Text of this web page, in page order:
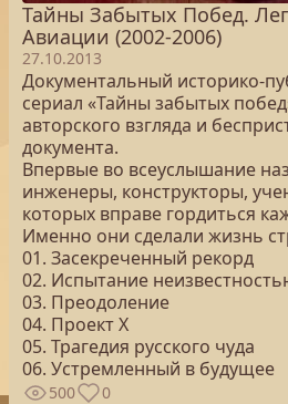
Тайны Забытых Побед.
Авиации (2002-2006)
27.10.2013
Документальный историко-
сериал «Тайны забытых
авторского взгляда и
документа.
Впервые во всеуслышание
инженеры, конструкторы,
которых вправе гордиться
Именно они сделали жизнь
01. Засекреченный рекорд
02. Испытание
03. Преодоление
04. Проект Х
05. Трагедия русского чуда
06. Устремленный в будущее
500 0